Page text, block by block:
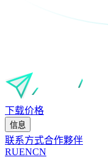
下载价格
信息
联系方式合作夥伴
RUENCN